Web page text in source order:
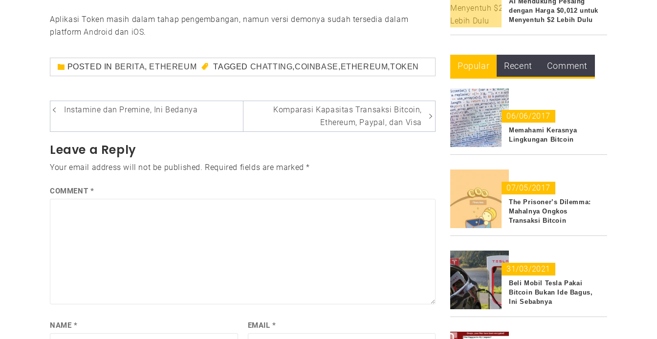
Aplikasi Token masih dalam tahap pengembangan, namun versi demonya sudah tersedia dalam
platformAndroid dan iOS.
POSTED IN BERITA, ETHEREUM TAGGED CHATTING,COINBASE, ETHEREUM,TOKEN
Post
Instamine dan Premine, Ini Bedanya
Komparasi Kapasitas Transaksi Bitcoin,
Ethereum, Paypal, dan Visa
Leave a Reply
Your email address will not be published. Required fields are marked*
COMMENT *
NAME * EMAIL*
dengan Harga $0,012 untuk
Menyentuh $2 Lebih Dulu
Popular Recent Comment
06/06/2017
Memahami Kerasnya
Lingkungan Bitcoin
07/05/2017
The Prisoner’s Dilemma:
Mahalnya Ongkos
Transaksi Bitcoin
31/03/2021
Beli Mobil Tesla Pakai
Bitcoin Bukan Ide Bagus,
Ini Sebabnya